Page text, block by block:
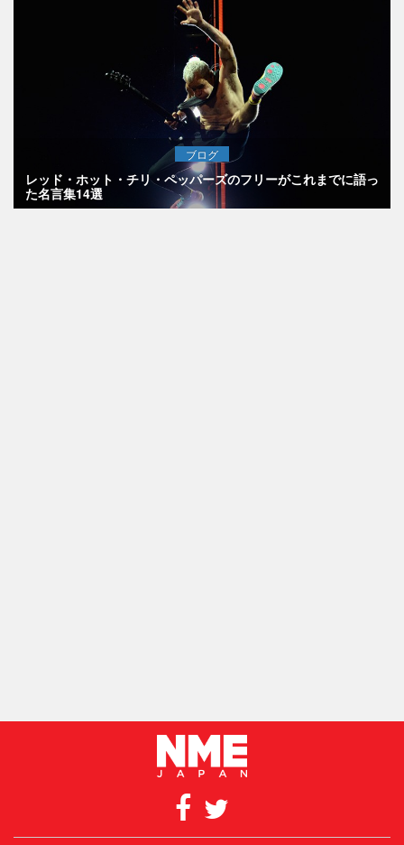
ブログ
レッド・ホット・チリ・ペッパーズのフリーがこれまでに語っ
た名言集14選